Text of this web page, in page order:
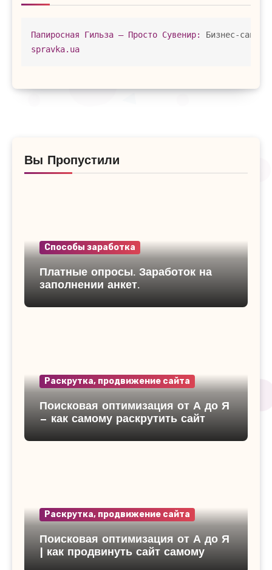
Папиросная Гильза – Просто Сувенир:
Бизнес-сайт в
spravka.ua
Вы Пропустили
Способы заработка
Платные опросы. Заработок на
заполнении анкет.
Раскрутка, продвижение сайта
Поисковая оптимизация от А до Я
— как самому раскрутить сайт
Раскрутка, продвижение сайта
Поисковая оптимизация от А до Я
| как продвинуть сайт самому